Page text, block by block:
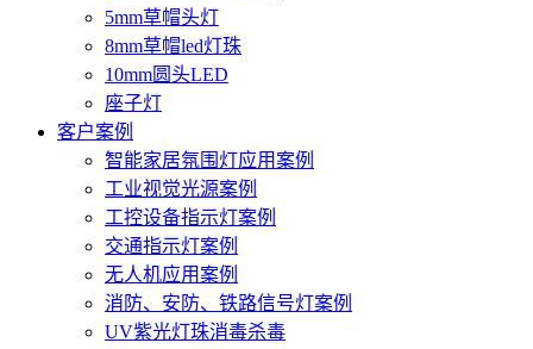
5mm草帽头灯
8mm草帽led灯珠
10mm圆头LED
座子灯
客户案例
智能家居氛围灯应用案例
工业视觉光源案例
工控设备指示灯案例
交通指示灯案例
无人机应用案例
消防、安防、铁路信号灯案例
UV紫光灯珠消毒杀毒